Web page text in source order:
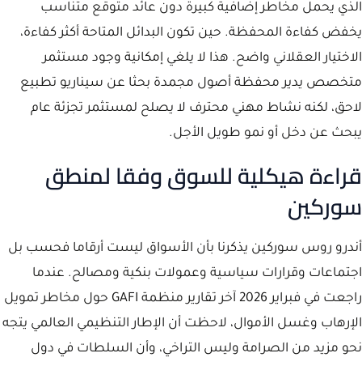
الذي يحمل مخاطر إضافية كبيرة دون عائد متوقع متناسب
يخفض كفاءة المحفظة. حين تكون البدائل المتاحة أكثر كفاءة،
الاختيار العقلاني واضح. هذا لا يلغي إمكانية وجود مستثمر
متخصص يدير محفظة أصول مجمدة بحثا عن سيناريو تطبيع
لاحق، لكنه نشاط مهني محترف لا يصلح لمستثمر تجزئة عام
يبحث عن دخل أو نمو طويل الأجل.
قراءة هيكلية للسوق وفقا لمنطق
سوركين
أندرو روس سوركين يذكرنا بأن الأسواق ليست أرقاما فحسب بل
اجتماعات وقرارات سياسية وعمولات بنكية ومصالح. عندما
راجعت في فبراير 2026 آخر تقارير منظمة GAFI حول مخاطر تمويل
الإرهاب وغسل الأموال، لاحظت أن الإطار التنظيمي العالمي يتجه
نحو مزيد من الصرامة وليس التراخي، وأن السلطات في دول